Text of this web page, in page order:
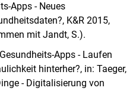
Apps ­­­­­- Neues
K&R 2015,
mit Jandt, S.).
Apps - Laufen
hinterher?, in: Taeger,
- Digitalisierung von